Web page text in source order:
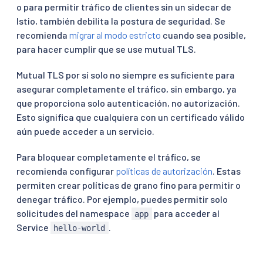
o para permitir tráfico de clientes sin un sidecar de
Istio, también debilita la postura de seguridad. Se
recomienda migrar al modo estricto cuando sea posible,
para hacer cumplir que se use mutual TLS.
Mutual TLS por sí solo no siempre es suficiente para
asegurar completamente el tráfico, sin embargo, ya
que proporciona solo autenticación, no autorización.
Esto significa que cualquiera con un certificado válido
aún puede acceder a un servicio.
Para bloquear completamente el tráfico, se
recomienda configurar políticas de autorización . Estas
permiten crear políticas de grano fino para permitir o
denegar tráfico. Por ejemplo, puedes permitir solo
solicitudes del namespace
app
para acceder al
Service
hello-world